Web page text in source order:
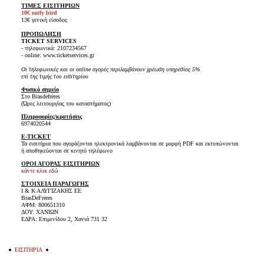
ΤΙΜΕΣ ΕΙΣΙΤΗΡΙΩΝ
10€ early bird
13€ γενική είσοδος
ΠΡΟΠΩΛΗΣΗ
TICKET SERVICES
- τηλεφωνικά: 2107234567
- online: www.ticketservices.gr
Οι τηλεφωνικές και οι online αγορές περιλαμβάνουν χρέωση υπηρεσίας 5%
επί της τιμής του εισιτηρίου
Φυσικό σημείο
Στο Brasdefrères
(Ώρες λειτουργίας του καταστήματος)
Πληροφορίες/κρατήσεις
6974020544
E-TICKET
Τα εισιτήρια που αγοράζονται ηλεκτρονικά λαμβάνονται σε μορφή PDF και εκτυπώνονται
ή αποθηκεύονται σε κινητό τηλέφωνο
ΟΡΟΙ ΑΓΟΡΑΣ ΕΙΣΙΤΗΡΙΩΝ
κάντε κλικ εδώ
ΣΤΟΙΧΕΙΑ ΠΑΡΑΓΩΓΗΣ
Ι & Κ ΑΛΥΓΙΖΑΚΗΣ ΕΕ
BrasDeFreres
ΑΦΜ: 800651310
ΔΟΥ: ΧΑΝΙΩΝ
ΕΔΡΑ: Επιμενίδου 2, Χανιά 731 32
ΕΙΣΙΤΗΡΙΑ